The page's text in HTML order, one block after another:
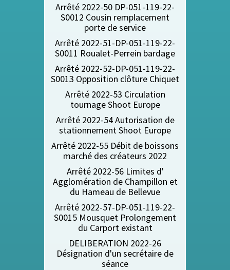
Arrêté 2022-50 DP-051-119-22-
S0012 Cousin remplacement
porte de service
Arrêté 2022-51-DP-051-119-22-
S0011 Roualet-Perrein bardage
Arrêté 2022-52-DP-051-119-22-
S0013 Opposition clôture Chiquet
Arrêté 2022-53 Circulation
tournage Shoot Europe
Arrêté 2022-54 Autorisation de
stationnement Shoot Europe
Arrêté 2022-55 Débit de boissons
marché des créateurs 2022
Arrêté 2022-56 Limites d'
Agglomération de Champillon et
du Hameau de Bellevue
Arrêté 2022-57-DP-051-119-22-
S0015 Mousquet Prolongement
du Carport existant
DELIBERATION 2022-26
Désignation d'un secrétaire de
séance